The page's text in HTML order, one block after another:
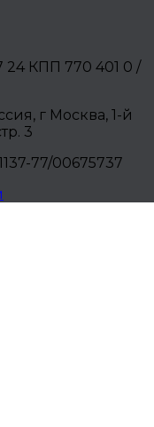
КПП 770 401 0 /
г Москва, 1-й
3
77/00675737